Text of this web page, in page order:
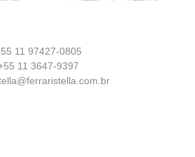
11 97427-0805
11 3647-9397